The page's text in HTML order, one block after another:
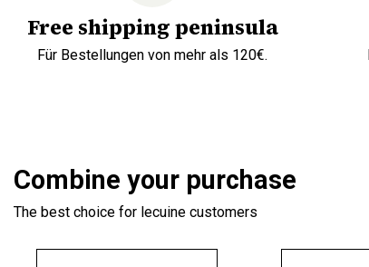
Free shipping peninsula
Für Bestellungen von mehr als 120€.
Combine your purchase
The best choice for lecuine customers